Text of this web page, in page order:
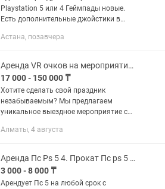
Playstation 5 или 4 Геймпады новые.
Есть дополнительные джойстики в
2 джойстика. Акционные цены для
Астана, позавчера
Аренда VR очков на мероприятия прокат Meta Quest 3 VR виар шлем
17 000 - 150 000 ₸
Хотите сделать свой праздник
незабываемым? Мы предлагаем
уникальное выездное мероприятие с
удивит ваших гостей! Напишите нам, и
предложение...
Алматы, 4 августа
Аренда Пс Ps 5 4. Прокат Пс ps 5 4 Playstation 5 4
3 000 - 8 000 ₸
Арендует Пс 5 на любой срок с